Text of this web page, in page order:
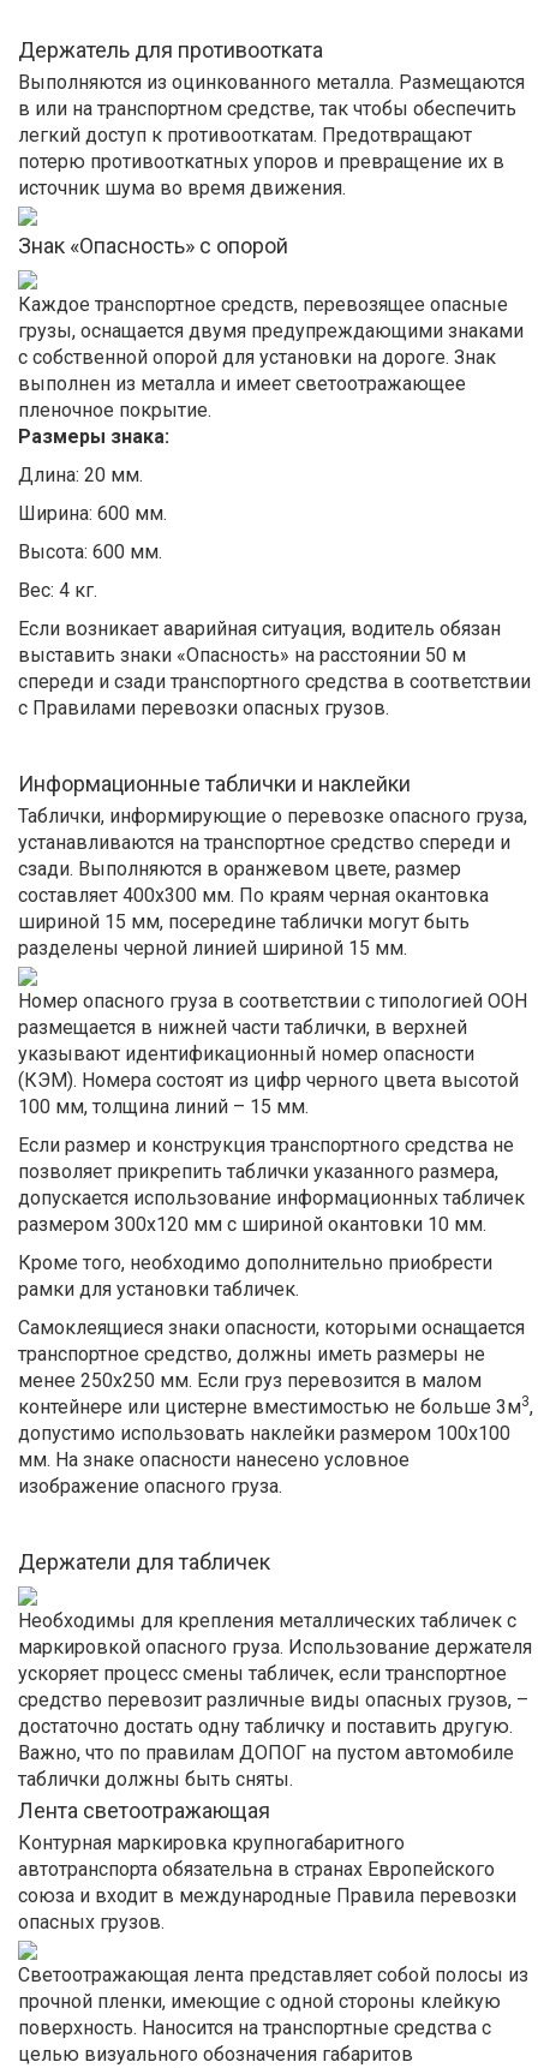
Держатель для противоотката
Выполняются из оцинкованного металла. Размещаются
в или на транспортном средстве, так чтобы обеспечить
легкий доступ к противооткатам. Предотвращают
потерю противооткатных упоров и превращение их в
источник шума во время движения.
Знак «Опасность» с опорой
Каждое транспортное средств, перевозящее опасные
грузы, оснащается двумя предупреждающими знаками
с собственной опорой для установки на дороге. Знак
выполнен из металла и имеет светоотражающее
пленочное покрытие.
Размеры знака:
Длина: 20 мм.
Ширина: 600 мм.
Высота: 600 мм.
Вес: 4 кг.
Если возникает аварийная ситуация, водитель обязан
выставить знаки «Опасность» на расстоянии 50 м
спереди и сзади транспортного средства в соответствии
с Правилами перевозки опасных грузов.
Информационные таблички и наклейки
Таблички, информирующие о перевозке опасного груза,
устанавливаются на транспортное средство спереди и
сзади. Выполняются в оранжевом цвете, размер
составляет 400х300 мм. По краям черная окантовка
шириной 15 мм, посередине таблички могут быть
разделены черной линией шириной 15 мм.
Номер опасного груза в соответствии с типологией ООН
размещается в нижней части таблички, в верхней
указывают идентификационный номер опасности
(КЭМ). Номера состоят из цифр черного цвета высотой
100 мм, толщина линий – 15 мм.
Если размер и конструкция транспортного средства не
позволяет прикрепить таблички указанного размера,
допускается использование информационных табличек
размером 300х120 мм с шириной окантовки 10 мм.
Кроме того, необходимо дополнительно приобрести
рамки для установки табличек.
Самоклеящиеся знаки опасности, которыми оснащается
транспортное средство, должны иметь размеры не
менее 250х250 мм. Если груз перевозится в малом
контейнере или цистерне вместимостью не больше 3м3,
допустимо использовать наклейки размером 100х100
мм. На знаке опасности нанесено условное
изображение опасного груза.
Держатели для табличек
Необходимы для крепления металлических табличек с
маркировкой опасного груза. Использование держателя
ускоряет процесс смены табличек, если транспортное
средство перевозит различные виды опасных грузов, –
достаточно достать одну табличку и поставить другую.
Важно, что по правилам ДОПОГ на пустом автомобиле
таблички должны быть сняты.
Лента светоотражающая
Контурная маркировка крупногабаритного
автотранспорта обязательна в странах Европейского
союза и входит в международные Правила перевозки
опасных грузов.
Светоотражающая лента представляет собой полосы из
прочной пленки, имеющие с одной стороны клейкую
поверхность. Наносится на транспортные средства с
целью визуального обозначения габаритов